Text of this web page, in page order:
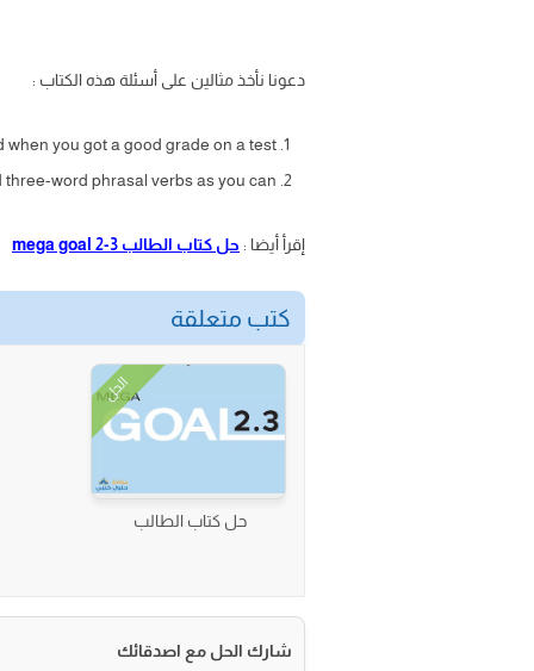
دعونا نأخذ مثالين على أسئلة هذه الكتاب :
you got a good grade on a test?
word phrasal verbs as you can.
إقرأ أيضا : حل كتاب الطالب mega goal 2-3
كتب متعلقة
الحل
حل كتاب الطالب
شارك الحل مع اصدقائك